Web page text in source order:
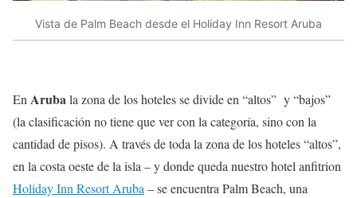
Vista de Palm Beach desde el Holiday Inn Resort Aruba
En Arubala zona de los hoteles se divide en “altos” y “bajos”
(la clasificación no tiene que ver con la categoría, sino con la
cantidad de pisos). A través de toda la zona de los hoteles “altos”,
en la costa oeste de la isla – y donde queda nuestro hotel anfitrion
Holiday Inn Resort Aruba – se encuentra Palm Beach, una